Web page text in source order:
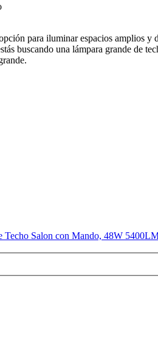
para iluminar espacios amplios
buscando una lámpara grande de
Techo Salon con Mando, 48W